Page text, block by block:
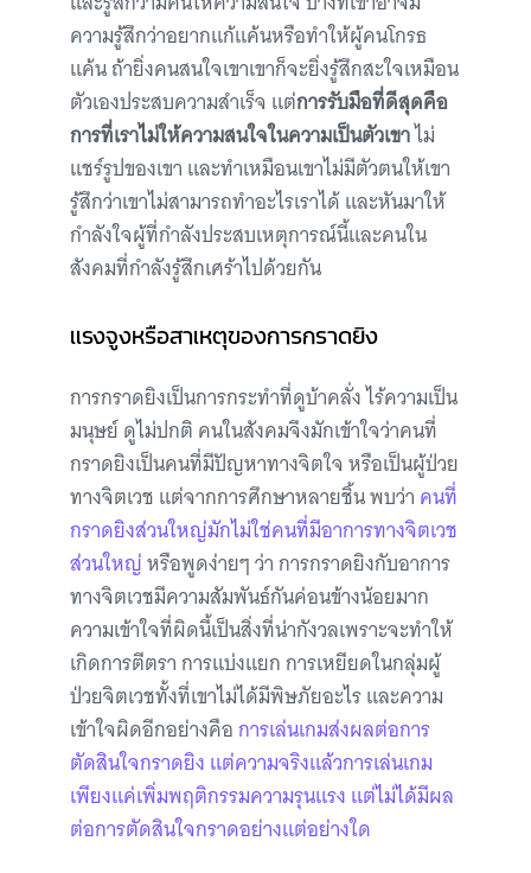
ความรู้สึกว่าอยากแก้แค้นหรือทำให้ผู้คนโกรธ
แค้น ถ้ายิ่งคนสนใจเขาเขาก็จะยิ่งรู้สึกสะใจเหมือน
ตัวเองประสบความสำเร็จ แต่การรับมือที่ดีสุดคือ
การที่เราไม่ให้ความสนใจในความเป็นตัวเขาไม่
แชร์รูปของเขา และทำเหมือนเขาไม่มีตัวตนให้เขา
รู้สึกว่าเขาไม่สามารถทำอะไรเราได้ และหันมาให้
กำลังใจผู้ที่กำลังประสบเหตุการณ์นี้และคนใน
สังคมที่กำลังรู้สึกเศร้าไปด้วยกัน
แรงจูงหรือสาเหตุของการกราดยิง
การกราดยิงเป็นการกระทำที่ดูบ้าคลั่ง ไร้ความเป็น
มนุษย์ ดูไม่ปกติ คนในสังคมจึงมักเข้าใจว่าคนที่
กราดยิงเป็นคนที่มีปัญหาทางจิตใจ หรือเป็นผู้ป่วย
ทางจิตเวช แต่จากการศึกษาหลายชิ้น พบว่า คนที่
กราดยิงส่วนใหญ่มักไม่ใช่คนที่มีอาการทางจิตเวช
ส่วนใหญ่หรือพูดง่ายๆ ว่า การกราดยิงกับอาการ
ทางจิตเวชมีความสัมพันธ์กันค่อนข้างน้อยมาก
ความเข้าใจที่ผิดนี้เป็นสิ่งที่น่ากังวลเพราะจะทำให้
เกิดการตีตรา การแบ่งแยก การเหยียดในกลุ่มผู้
ป่วยจิตเวชทั้งที่เขาไม่ได้มีพิษภัยอะไร และความ
เข้าใจผิดอีกอย่างคือการเล่นเกมส่งผลต่อการ
ตัดสินใจกราดยิง แต่ความจริงแล้วการเล่นเกม
เพียงแค่เพิ่มพฤติกรรมความรุนแรง แต่ไม่ได้มีผล
ต่อการตัดสินใจกราดอย่างแต่อย่างใด